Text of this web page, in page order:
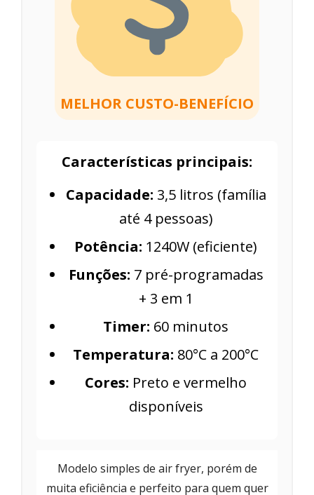
MELHOR CUSTO-BENEFÍCIO
Características principais:
Capacidade: 3,5 litros (família
até 4 pessoas)
Potência: 1240W (eficiente)
Funções: 7 pré-programadas
+ 3 em 1
Timer: 60 minutos
Temperatura: 80°C a 200°C
Cores: Preto e vermelho
disponíveis
Modelo simples de air fryer, porém de
muita eficiência e perfeito para quem quer